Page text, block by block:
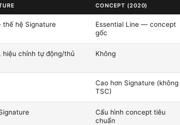
CONCEPT (2020)
thế hệ Signature
Essential Line — concept
gốc
hiệu chỉnh tự động/thủ
Không
Cao hơn Signature (không
TSC)
Cấu hình concept tiêu
chuẩn